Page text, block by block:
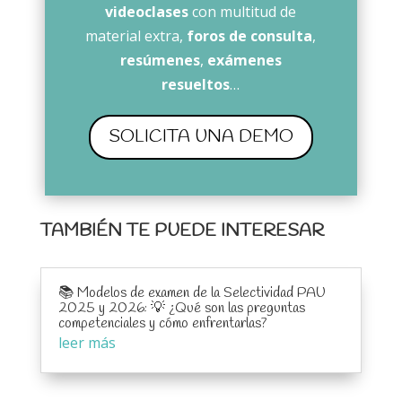
videoclasescon multitud de
material extra, foros de consulta,
resúmenes, exámenes
resueltos…
SOLICITA UNA DEMO
TAMBIÉN TE PUEDE INTERESAR
📚 Modelos de examen de la Selectividad PAU
2025 y 2026: 💡 ¿Qué son las preguntas
competenciales y cómo enfrentarlas?
leer más